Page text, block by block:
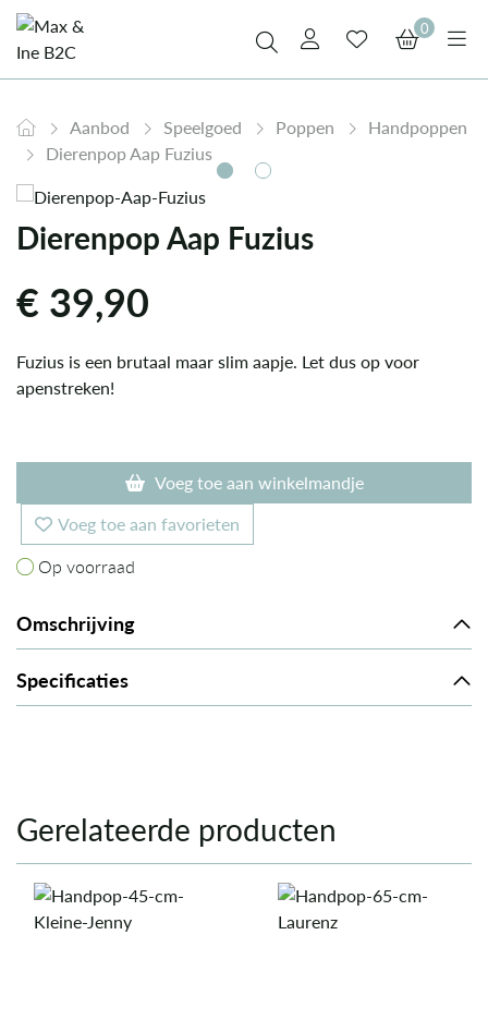
0
Aanbod Speelgoed Poppen
Handpoppen
Dierenpop Aap Fuzius
Dierenpop Aap Fuzius
€39,90
Fuzius is een brutaal maar slim aapje. Let dus op voor
apenstreken!
Voeg toe aan winkelmandje
Voeg toe aan favorieten
Op voorraad
Op voorraad
Omschrijving
Specificaties
Gerelateerde producten